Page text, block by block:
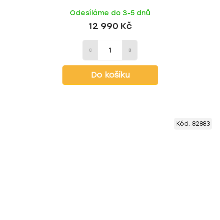
Odesíláme do 3-5 dnů
12 990 Kč
Do košíku
Kód: 82883